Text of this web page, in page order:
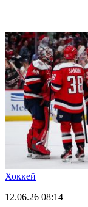
Хоккей
12.06.26 08:14